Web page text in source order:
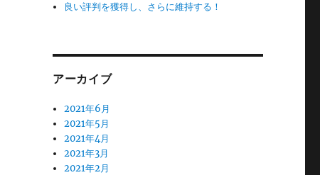
良い評判を獲得し、さらに維持する！
アーカイブ
2021年6月
2021年5月
2021年4月
2021年3月
2021年2月